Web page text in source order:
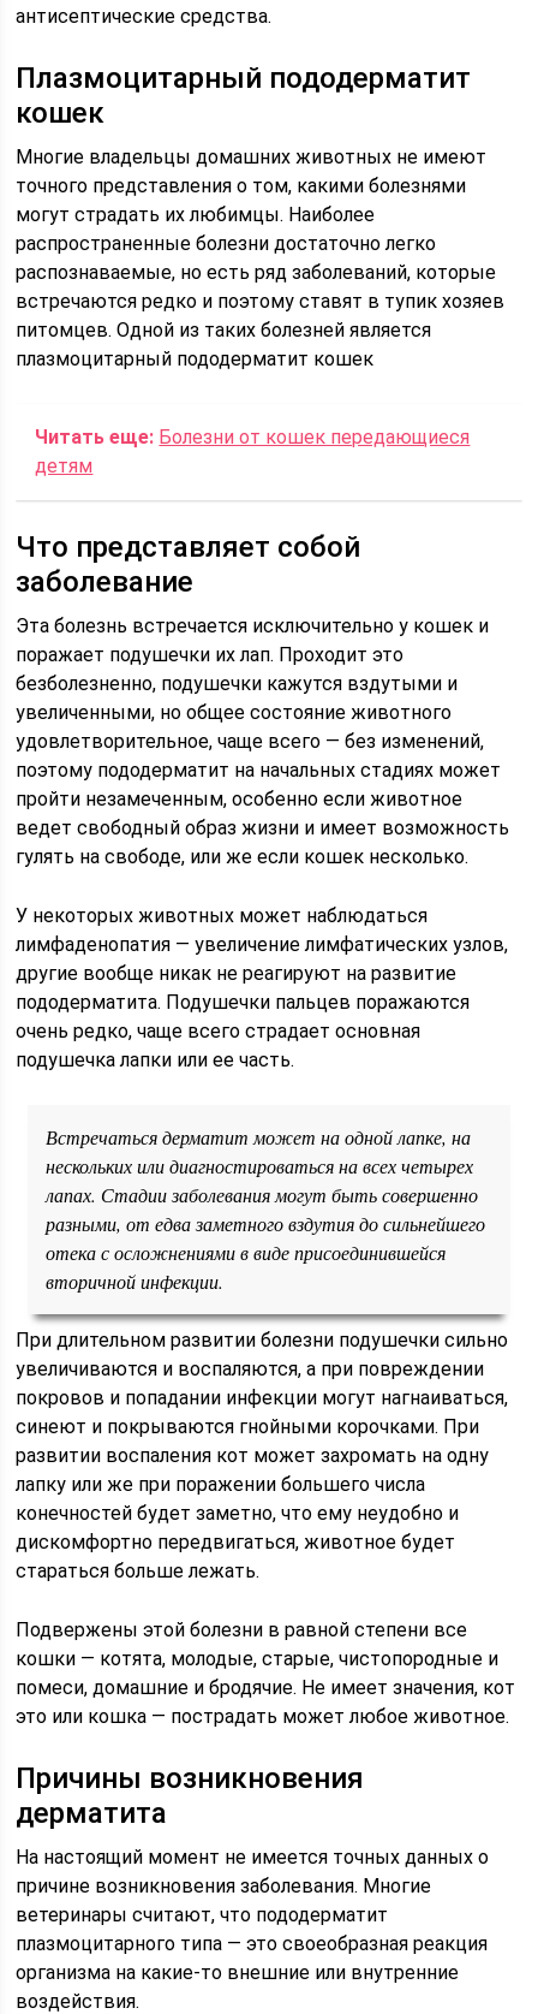
антисептические средства.
Плазмоцитарный пододерматит
кошек
Многие владельцы домашних животных не имеют
точного представления о том, какими болезнями
могут страдать их любимцы. Наиболее
распространенные болезни достаточно легко
распознаваемые, но есть ряд заболеваний, которые
встречаются редко и поэтому ставят в тупик хозяев
питомцев. Одной из таких болезней является
плазмоцитарный пододерматит кошек
Читать еще: Болезни от кошек передающиеся
детям
Что представляет собой
заболевание
Эта болезнь встречается исключительно у кошек и
поражает подушечки их лап. Проходит это
безболезненно, подушечки кажутся вздутыми и
увеличенными, но общее состояние животного
удовлетворительное, чаще всего — без изменений,
поэтому пододерматит на начальных стадиях может
пройти незамеченным, особенно если животное
ведет свободный образ жизни и имеет возможность
гулять на свободе, или же если кошек несколько.
У некоторых животных может наблюдаться
лимфаденопатия — увеличение лимфатических узлов,
другие вообще никак не реагируют на развитие
пододерматита. Подушечки пальцев поражаются
очень редко, чаще всего страдает основная
подушечка лапки или ее часть.
Встречаться дерматит может на одной лапке, на
нескольких или диагностироваться на всех четырех
лапах. Стадии заболевания могут быть совершенно
разными, от едва заметного вздутия до сильнейшего
отека с осложнениями в виде присоединившейся
вторичной инфекции.
При длительном развитии болезни подушечки сильно
увеличиваются и воспаляются, а при повреждении
покровов и попадании инфекции могут нагнаиваться,
синеют и покрываются гнойными корочками. При
развитии воспаления кот может захромать на одну
лапку или же при поражении большего числа
конечностей будет заметно, что ему неудобно и
дискомфортно передвигаться, животное будет
стараться больше лежать.
Подвержены этой болезни в равной степени все
кошки — котята, молодые, старые, чистопородные и
помеси, домашние и бродячие. Не имеет значения, кот
это или кошка — пострадать может любое животное.
Причины возникновения
дерматита
На настоящий момент не имеется точных данных о
причине возникновения заболевания. Многие
ветеринары считают, что пододерматит
плазмоцитарного типа — это своеобразная реакция
организма на какие-то внешние или внутренние
воздействия.